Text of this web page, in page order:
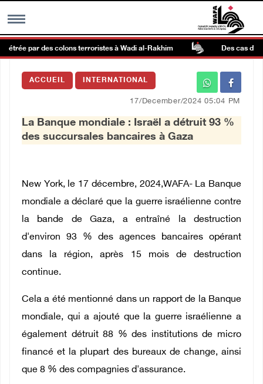
MENU
Galerie d’images
Centre palestinien
English
par des colons terroristes à Wadi al-Rakhim Des cas
ACCUEIL INTERNATIONAL
17/December/2024 05:04 PM
La Banque mondiale : Israël a détruit 93 %
des succursales bancaires à Gaza
New York, le 17 décembre, 2024,WAFA- La Banque
mondiale a déclaré que la guerre israélienne contre
la bande de Gaza, a entraîné la destruction
d'environ 93 % des agences bancaires opérant
dans la région, après 15 mois de destruction
continue.
Cela a été mentionné dans un rapport de la Banque
mondiale, qui a ajouté que la guerre israélienne a
également détruit 88 % des institutions de micro
financé et la plupart des bureaux de change, ainsi
que 8 % des compagnies d'assurance.